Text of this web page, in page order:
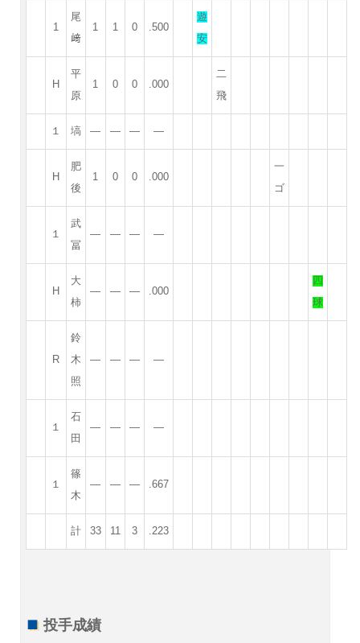
1
尾
﨑
1 1 0 .500
遊
安
H
平
原
1 0 0 .000
二
飛
１ 塙 — — — —
H
肥
後
1 0 0 .000
一
ゴ
１
武
冨
— — — —
H
大
柿
— — — .000
四
球
R
鈴
木
照
— — — —
１
石
田
— — — —
１
篠
木
— — — .667
計 33 11 3 .223
投手成績